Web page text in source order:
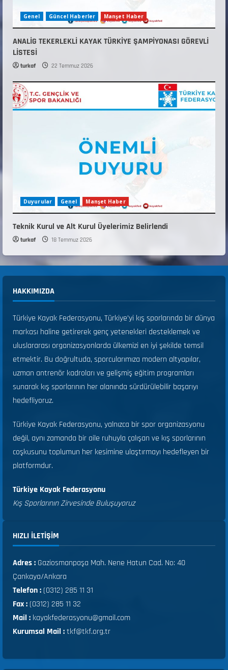
Genel Güncel Haberler Manşet Haber
ANALİG TEKERLEKLİ KAYAK TÜRKİYE ŞAMPİYONASI GÖREVLİ
LİSTESİ
turkaf 22 Temmuz 2026
Duyurular Genel Manşet Haber
Teknik Kurul ve Alt Kurul Üyelerimiz Belirlendi
turkaf 18 Temmuz 2026
HAKKIMIZDA
Türkiye Kayak Federasyonu, Türkiye’yi kış sporlarında bir dünya
markası haline getirerek genç yetenekleri desteklemek ve
uluslararası organizasyonlarda ülkemizi en iyi şekilde temsil
etmektir. Bu doğrultuda, sporcularımıza modern altyapılar,
uzman antrenör kadroları ve gelişmiş eğitim programları
sunarak kış sporlarının her alanında sürdürülebilir başarıyı
hedefliyoruz.
Türkiye Kayak Federasyonu, yalnızca bir spor organizasyonu
değil, aynı zamanda bir aile ruhuyla çalışan ve kış sporlarının
coşkusunu toplumun her kesimine ulaştırmayı hedefleyen bir
platformdur.
Türkiye Kayak Federasyonu
Kış Sporlarının Zirvesinde Buluşuyoruz
HIZLI ILETIŞIM
Adres : Gaziosmanpaşa Mah. Nene Hatun Cad. No: 40
Çankaya/Ankara
Telefon :(0312) 285 11 31
Fax :(0312) 285 11 32
Mail : kayakfederasyonu@gmail.com
Kurumsal Mail :tkf@tkf.org.tr